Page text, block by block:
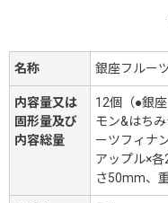
名称 銀座フルー
内容量又は
固形量及び
内容総量
12個（●銀
モン&はち
ーツフィナ
アップル×
さ50mm、